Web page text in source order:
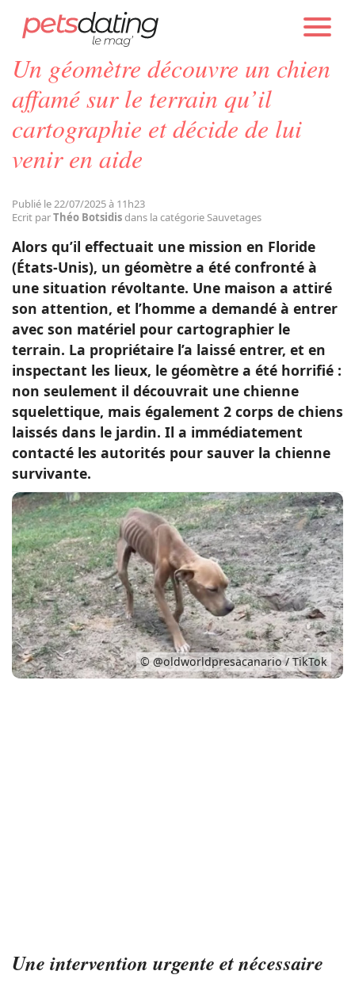
Chien
Chat
Tops
Sauvetages
Conso
PETS DATING ACTUALITÉS SAUVETAGES
Un géomètre découvre un chien
affamé sur le terrain qu’il
cartographie et décide de lui
venir en aide
Publié le 22/07/2025 à 11h23
Ecrit parThéo Botsidisdans la catégorie Sauvetages
Alors qu’il effectuait une mission en Floride
(États-Unis), un géomètre a été confronté à
une situation révoltante. Une maison a attiré
son attention, et l’homme a demandé à entrer
avec son matériel pour cartographier le
terrain. La propriétaire l’a laissé entrer, et en
inspectant les lieux, le géomètre a été horrifié :
non seulement il découvrait une chienne
squelettique, mais également 2 corps de chiens
laissés dans le jardin. Il a immédiatement
contacté les autorités pour sauver la chienne
survivante.
© @oldworldpresacanario / TikTok
Une intervention urgente et nécessaire